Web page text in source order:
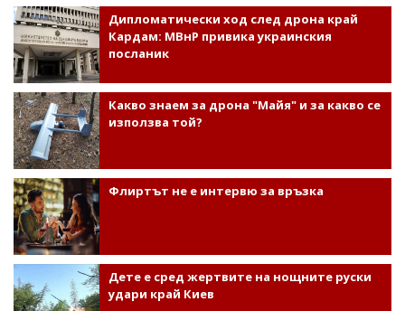
Дипломатически ход след дрона край
Кардам: МВнР привика украинския
посланик
Какво знаем за дрона "Майя" и за какво се
използва той?
Флиртът не е интервю за връзка
Дете е сред жертвите на нощните руски
удари край Киев